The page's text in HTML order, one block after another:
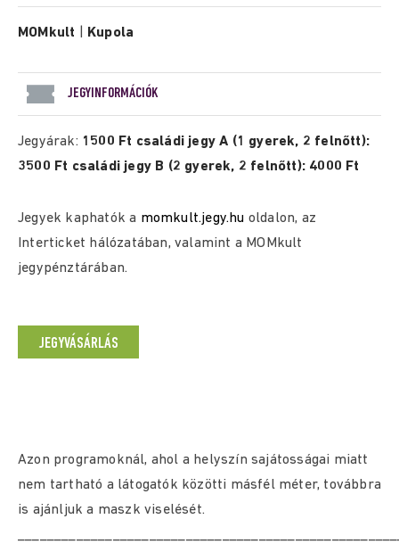
MOMkult Kupola
JEGYINFORMÁCIÓK
Jegyárak: 1500 Ft családi jegy A (1 gyerek, 2 felnőtt):
3500 Ft családi jegy B (2 gyerek, 2 felnőtt): 4000 Ft
Jegyek kaphatók a momkult.jegy.hu oldalon, az
Interticket hálózatában, valamint a MOMkult
jegypénztárában.
JEGYVÁSÁRLÁS
Azon programoknál, ahol a helyszín sajátosságai miatt
nem tartható a látogatók közötti másfél méter, továbbra
is ajánljuk a maszk viselését.